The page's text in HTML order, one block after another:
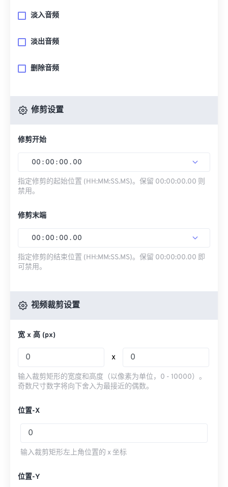
淡入音频
淡出音频
删除音频
修剪设置
修剪开始
00 : 00 : 00 . 00
指定修剪的起始位置 (HH:MM:SS.MS)。保留 00:00:00.00 则
禁用。
修剪末端
00 : 00 : 00 . 00
指定修剪的结束位置 (HH:MM:SS.MS)。保留 00:00:00.00 即
可禁用。
视频裁剪设置
宽 x 高 (px)
x
输入裁剪矩形的宽度和高度（以像素为单位，0 - 10000）。
奇数尺寸数字将向下舍入为最接近的偶数。
位置-X
输入裁剪矩形左上角位置的 x 坐标
位置-Y